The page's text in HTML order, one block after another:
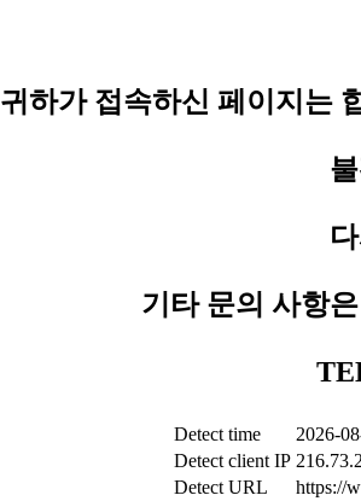
귀하가 접속하신 페이지는
기타 문의 사항
Detect time
2026-
Detect client IP
Detect URL
https://